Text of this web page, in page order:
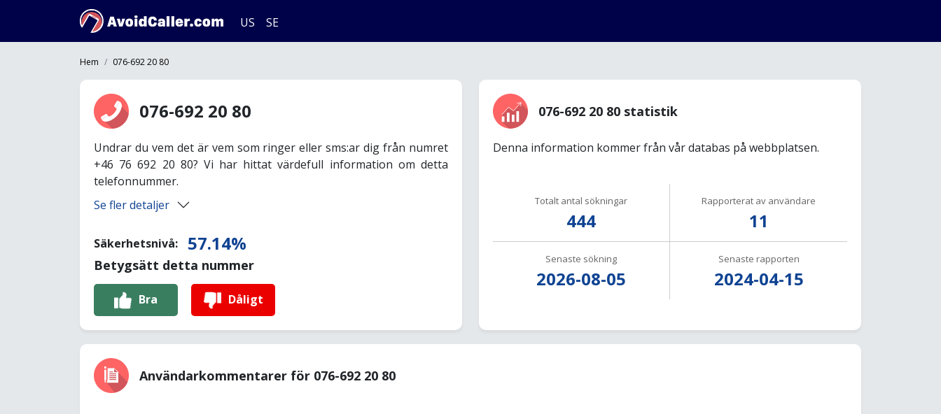
US SE
Hem 076-692 20 80
076-692 20 80
Undrar du vem det är vem som ringer eller sms:ar dig från numret
+46 76 692 20 80? Vi har hittat värdefull information om detta
telefonnummer.
Se fler detaljer
Säkerhetsnivå: 57.14%
Betygsätt detta nummer
Bra Dåligt
076-692 20 80 statistik
Denna information kommer från vår databas på webbplatsen.
Totalt antal sökningar
444
Rapporterat av användare
11
Senaste sökning
2026-08-05
Senaste rapporten
2024-04-15
Användarkommentarer för 076-692 20 80